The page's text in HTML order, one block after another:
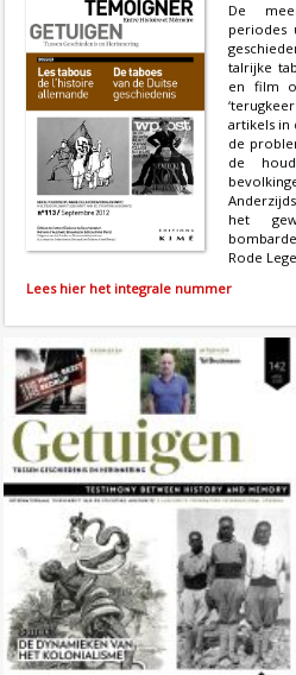
De
periodes
talrijke
en film
artikels in
de
de
het
Rode
Lees hier het integrale nummer
Nr. 142 (04/2026) De dynamieken
van het kolonialisme